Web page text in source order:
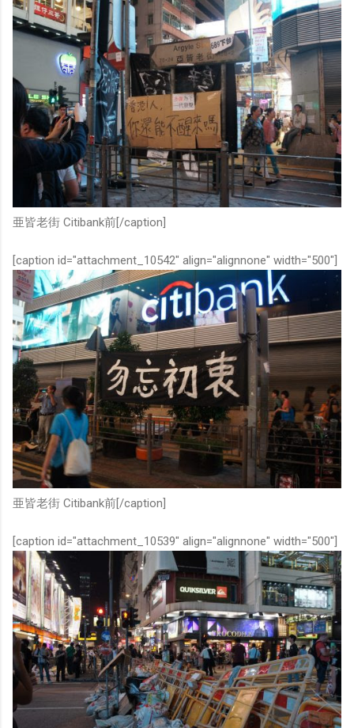
亜皆老街 Citibank前[/caption]
[caption id="attachment_10542" align="alignnone" width="500"]
亜皆老街 Citibank前[/caption]
[caption id="attachment_10539" align="alignnone" width="500"]